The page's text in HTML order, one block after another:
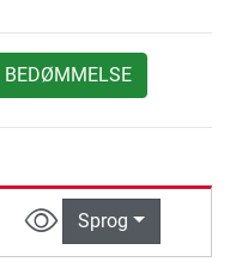
BEDØMMELSE
Sprog